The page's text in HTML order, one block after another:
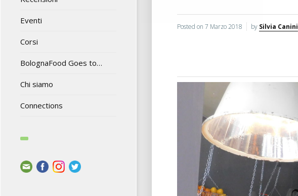
Eventi
Corsi
BolognaFood Goes to…
Chi siamo
Connections
Posted on 7 Marzo 2018 by Silvia Canini